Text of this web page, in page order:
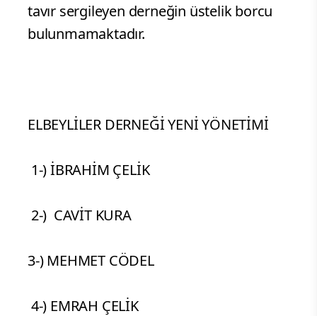
tavır sergileyen derneğin üstelik borcu
bulunmamaktadır.
ELBEYLİLER DERNEĞİ YENİ YÖNETİMİ
1-) İBRAHİM ÇELİK
2-) CAVİT KURA
3-) MEHMET CÖDEL
4-) EMRAH ÇELİK